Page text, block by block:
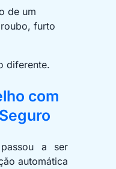
de um
furto
diferente.
com
a ser
automática